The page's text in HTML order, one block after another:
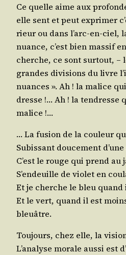
Ce quelle aime aux
elle sent et peut expri­mer
rieur ou dans l’arc-en-ciel,
nuance, c’est bien mas­sif
cherche, ce sont sur­tout, –
grandes divi­sions du livre
nuances ». Ah ! la malice
dresse !… Ah ! la ten­dresse
malice !…
… La fusion de la cou­leur
Subis­sant dou­ce­ment
C’est le rouge qui prend au
S’en­deuille de vio­let en
Et je cherche le bleu
Et le vert, quand il est
bleuâtre.
Tou­jours, chez elle, la
L’a­na­lyse morale aus­si est